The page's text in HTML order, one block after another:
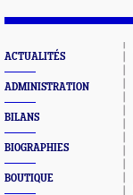
ACTUALITÉS
ADMINISTRATION
BILANS
BIOGRAPHIES
BOUTIQUE